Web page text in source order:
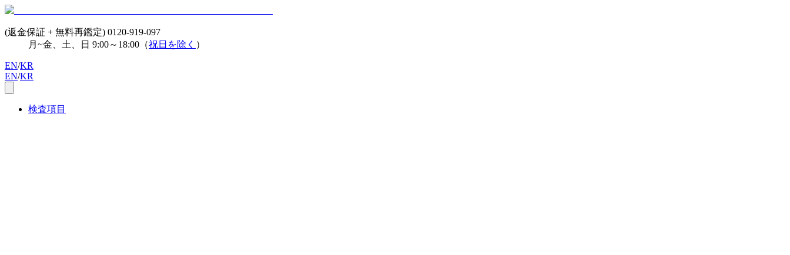
(返金保証 + 無料再鑑定) 0120-919-097
月~金、土、日 9:00～18:00（祝日を除く ）
EN/KR
EN/KR
検査項目